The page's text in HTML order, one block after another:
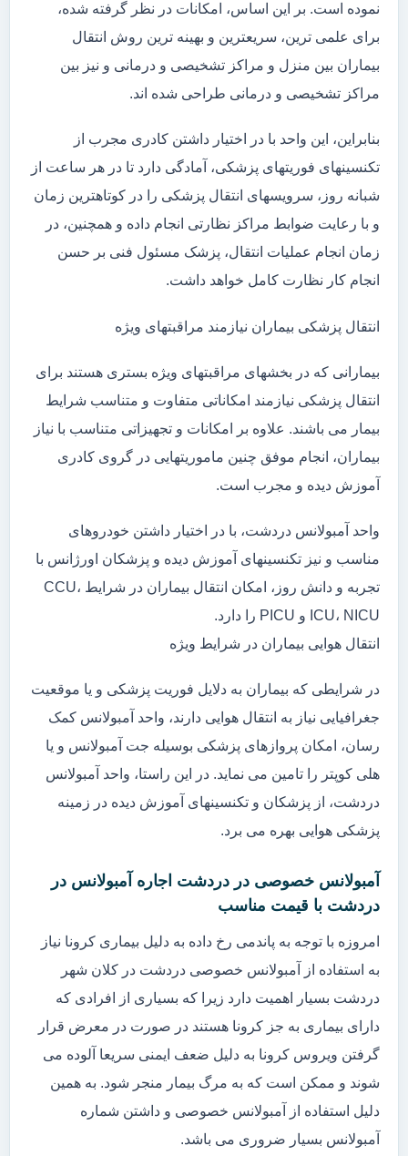
نموده است. بر این اساس، امکانات در نظر گرفته شده،
برای علمی ترین، سریعترین و بهینه ترین روش انتقال
بیماران بین منزل و مراکز تشخیصی و درمانی و نیز بین
مراکز تشخیصی و درمانی طراحی شده اند.
بنابراین، این واحد با در اختیار داشتن کادری مجرب از
تکنسینهای فوریتهای پزشکی، آمادگی دارد تا در هر ساعت از
شبانه روز، سرویسهای انتقال پزشکی را در کوتاهترین زمان
و با رعایت ضوابط مراکز نظارتی انجام داده و همچنین، در
زمان انجام عملیات انتقال، پزشک مسئول فنی بر حسن
انجام کار نظارت کامل خواهد داشت.
انتقال پزشکی بیماران نیازمند مراقبتهای ویژه
بیمارانی که در بخشهای مراقبتهای ویژه بستری هستند برای
انتقال پزشکی نیازمند امکاناتی متفاوت و متناسب شرایط
بیمار می باشند. علاوه بر امکانات و تجهیزاتی متناسب با نیاز
بیماران، انجام موفق چنین ماموریتهایی در گروی کادری
آموزش دیده و مجرب است.
واحد آمبولانس دردشت، با در اختیار داشتن خودروهای
مناسب و نیز تکنسینهای آموزش دیده و پزشکان اورژانس با
تجربه و دانش روز، امکان انتقال بیماران در شرایط CCU،
ICU، NICU و PICU را دارد.
انتقال هوایی بیماران در شرایط ویژه
در شرایطی که بیماران به دلایل فوریت پزشکی و یا موقعیت
جغرافیایی نیاز به انتقال هوایی دارند، واحد آمبولانس کمک
رسان، امکان پروازهای پزشکی بوسیله جت آمبولانس و یا
هلی کوپتر را تامین می نماید. در این راستا، واحد آمبولانس
دردشت، از پزشکان و تکنسینهای آموزش دیده در زمینه
پزشکی هوایی بهره می برد.
آمبولانس خصوصی در دردشت اجاره آمبولانس در
دردشت با قیمت مناسب
امروزه با توجه به پاندمی رخ داده به دلیل بیماری کرونا نیاز
به استفاده از آمبولانس خصوصی دردشت در کلان شهر
دردشت بسیار اهمیت دارد زیرا که بسیاری از افرادی که
دارای بیماری به جز کرونا هستند در صورت در معرض قرار
گرفتن ویروس کرونا به دلیل ضعف ایمنی سریعا آلوده می
شوند و ممکن است که به مرگ بیمار منجر شود. به همین
دلیل استفاده از آمبولانس خصوصی و داشتن شماره
آمبولانس بسیار ضروری می باشد.